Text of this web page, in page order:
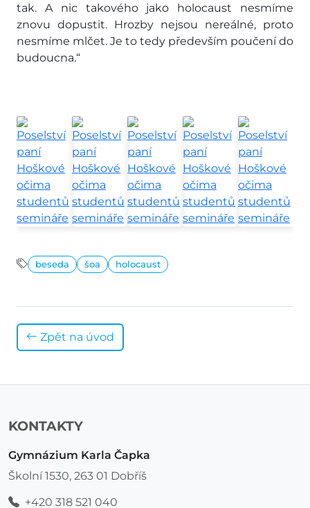
tak. A nic takového jako holocaust nesmíme
znovu dopustit. Hrozby nejsou nereálné, proto
nesmíme mlčet. Je to tedy především poučení do
budoucna.“
beseda šoa holocaust
Zpět na úvod
KONTAKTY
Gymnázium Karla Čapka
Školní 1530, 263 01 Dobříš
+420 318 521 040